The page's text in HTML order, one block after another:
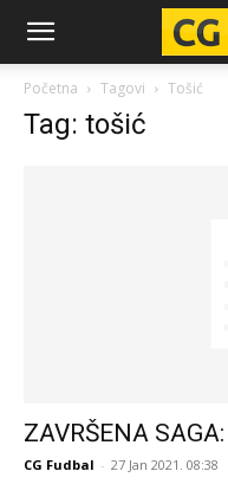
CG-
Fudbal
Početna Tagovi Tošić
Tag: tošić
ZAVRŠENA
CG Fudbal - 27 Jan 2021. 08:38